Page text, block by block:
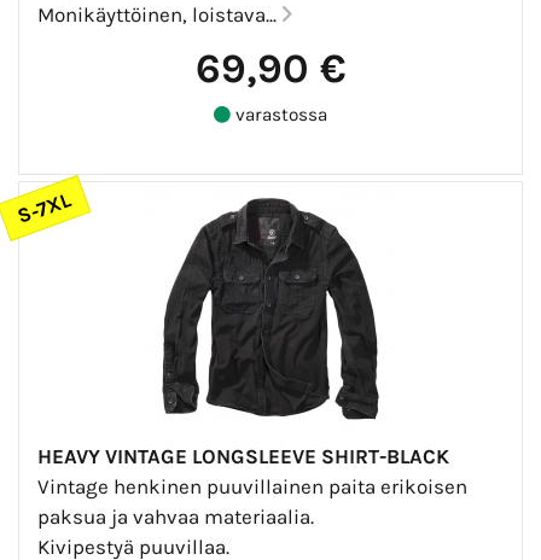
Monikäyttöinen, loistava...
69,90 €
varastossa
S-7XL
HEAVY VINTAGE LONGSLEEVE SHIRT-BLACK
Vintage henkinen puuvillainen paita erikoisen
paksua ja vahvaa materiaalia.
Kivipestyä puuvillaa.